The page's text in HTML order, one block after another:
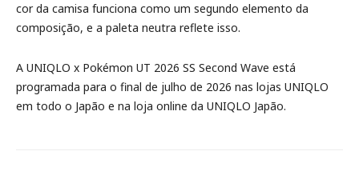
cor da camisa funciona como um segundo elemento da
composição, e a paleta neutra reflete isso.
A UNIQLO x Pokémon UT 2026 SS Second Wave está
programada para o final de julho de 2026 nas lojas UNIQLO
em todo o Japão e na loja online da UNIQLO Japão.